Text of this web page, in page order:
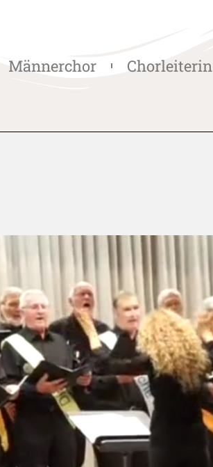
Männerchor Chorleiterin